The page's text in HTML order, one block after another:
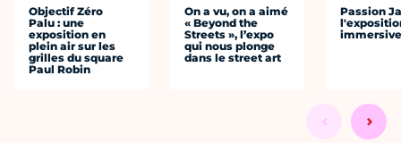
Objectif Zéro
Palu : une
exposition en
plein air sur les
grilles du square
Paul Robin
On a vu, on a aimé
« Beyond the
Streets », l’expo
qui nous plonge
dans le street art
Passion